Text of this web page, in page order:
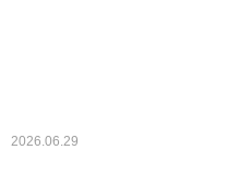
2026.06.29